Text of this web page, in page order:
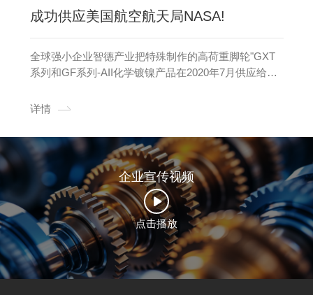
成功供应美国航空航天局NASA!
全球强小企业智德产业把特殊制作的高荷重脚轮"GXT
系列和GF系列-AII化学镀镍产品在2020年7月供应给美
作的高荷重脚轮"GXT系列和GF系列-AII化学镀镍产品
详情
企业宣传视频
点击播放